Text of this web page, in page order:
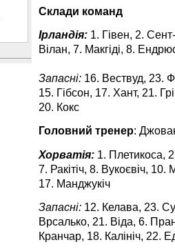
Склади команд
Ірландія: 1. Гівен, 2.
Вілан, 7. Макгіді, 8.
Запасні: 16. Вествуд, 23.
15. Гібсон, 17. Хант, 21.
20. Кокс
Головний тренер:
Хорватія: 1. Плетикоса,
7. Ракітіч, 8. Вукоєвіч,
17. Манджукіч
Запасні: 12. Келава, 23.
Врсалько, 21. Віда, 6.
Кранчар, 18. Калініч, 22.